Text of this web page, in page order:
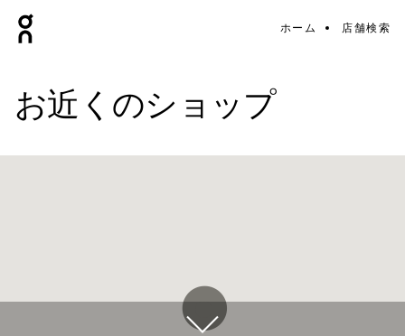
ホーム 店舗検索
お近くのショップ